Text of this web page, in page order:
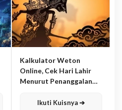
Kalkulator Weton
Online, Cek Hari Lahir
Menurut Penanggalan
Ikuti Kuisnya ➔